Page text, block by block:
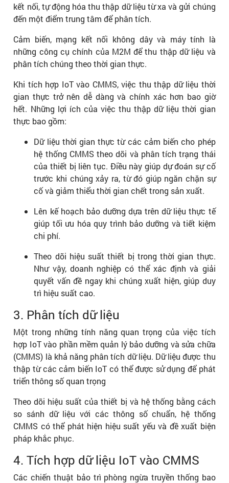
kết nối, tự động hóa thu thập dữ liệu từ xa và gửi chúng
đến một điểm trung tâm để phân tích.
Cảm biến, mạng kết nối không dây và máy tính là
những công cụ chính của M2M để thu thập dữ liệu và
phân tích chúng theo thời gian thực.
Khi tích hợp IoT vào CMMS, việc thu thập dữ liệu thời
gian thực trở nên dễ dàng và chính xác hơn bao giờ
hết. Những lợi ích của việc thu thập dữ liệu thời gian
thực bao gồm:
Dữ liệu thời gian thực từ các cảm biến cho phép
hệ thống CMMS theo dõi và phân tích trạng thái
của thiết bị liên tục. Điều này giúp dự đoán sự cố
trước khi chúng xảy ra, từ đó giúp ngăn chặn sự
cố và giảm thiểu thời gian chết trong sản xuất.
Lên kế hoạch bảo dưỡng dựa trên dữ liệu thực tế
giúp tối ưu hóa quy trình bảo dưỡng và tiết kiệm
chi phí.
Theo dõi hiệu suất thiết bị trong thời gian thực.
Như vậy, doanh nghiệp có thể xác định và giải
quyết vấn đề ngay khi chúng xuất hiện, giúp duy
trì hiệu suất cao.
3. Phân tích dữ liệu
Một trong những tính năng quan trọng của việc tích
hợp IoT vào phần mềm quản lý bảo dưỡng và sửa chữa
(CMMS) là khả năng phân tích dữ liệu. Dữ liệu được thu
thập từ các cảm biến IoT có thể được sử dụng để phát
triển thông số quan trọng
Theo dõi hiệu suất của thiết bị và hệ thống bằng cách
so sánh dữ liệu với các thông số chuẩn, hệ thống
CMMS có thể phát hiện hiệu suất yếu và đề xuất biện
pháp khắc phục.
4. Tích hợp dữ liệu IoT vào CMMS
Các chiến thuật bảo trì phòng ngừa truyền thống bao